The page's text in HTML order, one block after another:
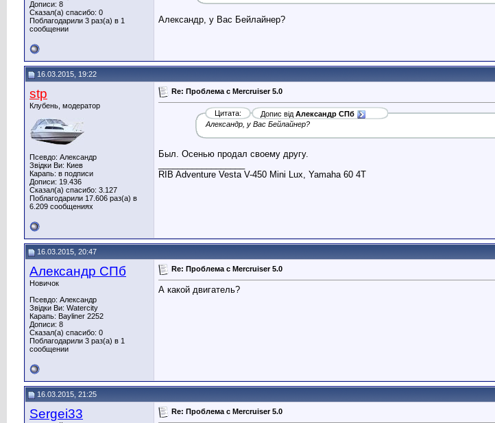
Дописи: 8
Сказал(а) спасибо: 0
Поблагодарили 3 раз(а) в 1
сообщении
Александр, у Вас Бейлайнер?
16.03.2015, 19:22
stp
Клубень, модератор
Псевдо: Александр
Звідки Ви: Киев
Карапь: в подписи
Дописи: 19.436
Сказал(а) спасибо: 3.127
Поблагодарили 17.606 раз(а) в
6.209 сообщениях
Re: Проблема с Mercruiser 5.0
Цитата: Допис від Александр СПб
Александр, у Вас Бейлайнер?
Был. Осенью продал своему другу.
RIB Adventure Vesta V-450 Mini Lux, Yamaha 60 4T
16.03.2015, 20:47
Александр СПб
Новичок
Псевдо: Александр
Звідки Ви: Watercity
Карапь: Bayliner 2252
Дописи: 8
Сказал(а) спасибо: 0
Поблагодарили 3 раз(а) в 1
сообщении
Re: Проблема с Mercruiser 5.0
А какой двигатель?
16.03.2015, 21:25
Sergei33 Re: Проблема с Mercruiser 5.0